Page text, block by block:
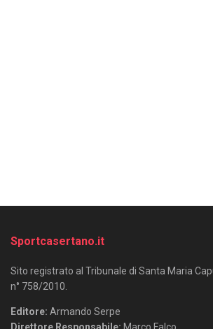
Sportcasertano.it
Sito registrato al Tribunale di Santa Maria
n° 758/2010.
Editore: Armando Serpe